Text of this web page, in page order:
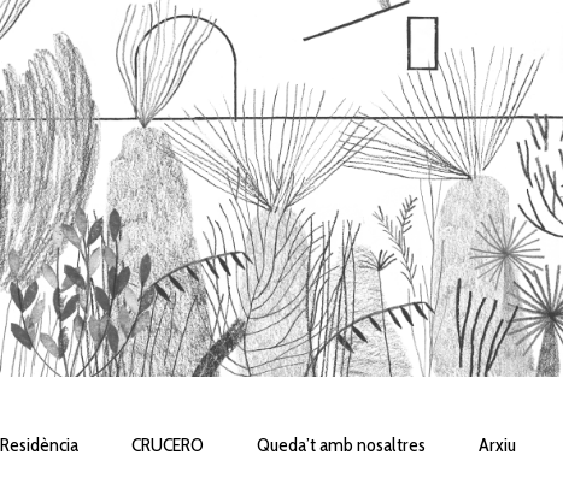
CRUCERO Queda’t amb nosaltres Arxiu